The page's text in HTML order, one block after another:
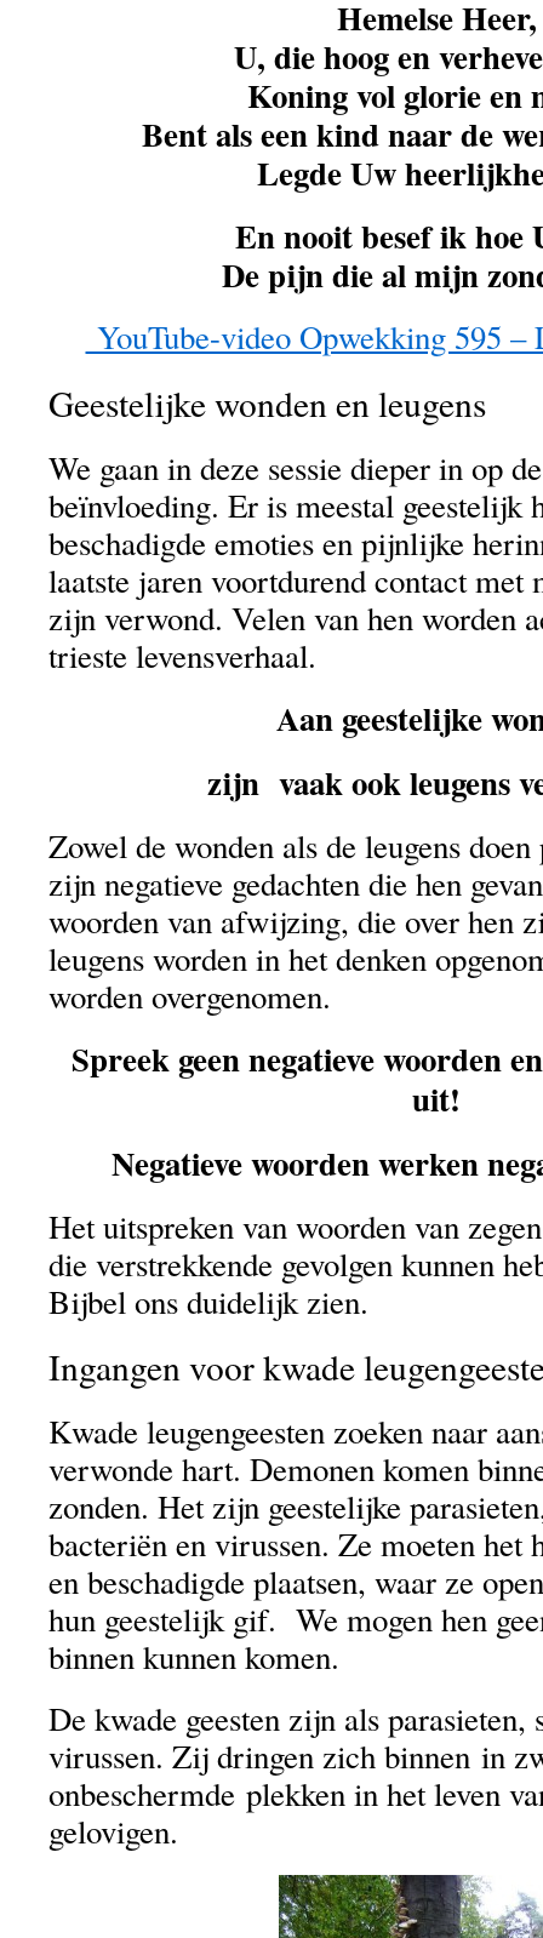
Hemelse Heer,
U, die hoog en
Koning vol glorie en
Bent als een kind naar de
Legde Uw
En nooit besef ik hoe
De pijn die al mijn
YouTube-video Opwekking 595 –
Geestelijke wonden en leugens
We gaan in deze sessie dieper in op
beïnvloeding. Er is meestal geestelijk
beschadigde emoties en pijnlijke
laatste jaren voortdurend contact met
zijn verwond. Velen van hen worden
trieste levensverhaal.
Aan geestelijke
zijn vaak ook leugens
Zowel de wonden als de leugens
zijn negatieve gedachten die hen
woorden van afwijzing, die over hen
leugens worden in het denken
worden overgenomen.
Spreek geen negatieve woorden
uit!
Negatieve woorden werken
Het uitspreken van woorden van
die verstrekkende gevolgen kunnen
Bijbel ons duidelijk zien.
Ingangen voor kwade
Kwade leugengeesten zoeken naar
verwonde hart. Demonen komen
zonden. Het zijn geestelijke
bacteriën en virussen. Ze moeten het
en beschadigde plaatsen, waar ze
hun geestelijk gif. We mogen hen
binnen kunnen komen.
De kwade geesten zijn als
virussen. Zij dringen zich binnen in
onbeschermde plekken in het leven
gelovigen.